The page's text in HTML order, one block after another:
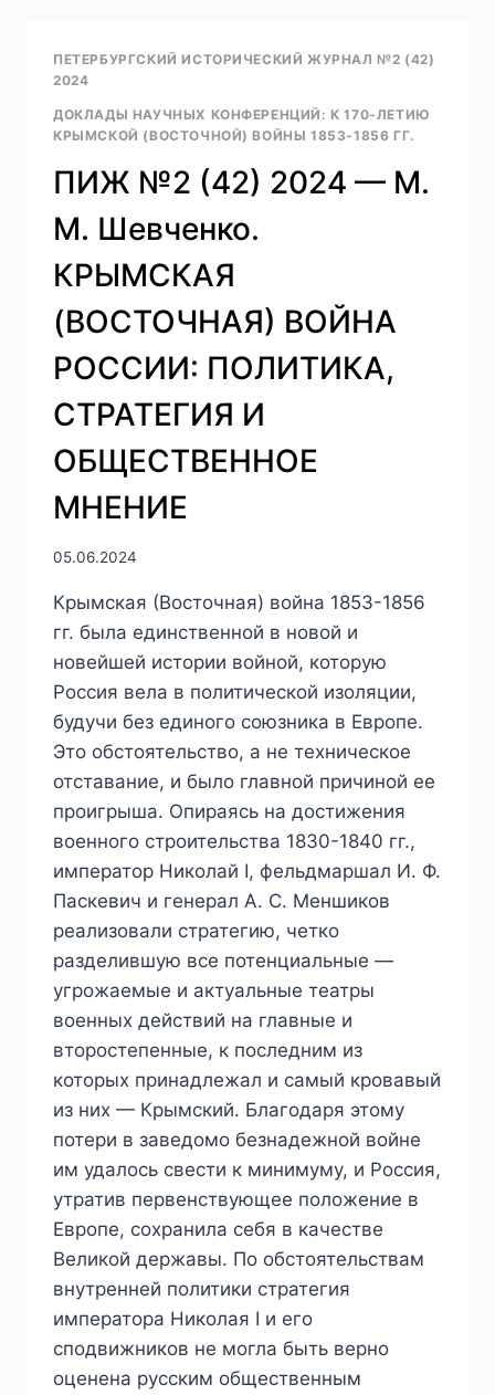
ПЕТЕРБУРГСКИЙ ИСТОРИЧЕСКИЙ ЖУРНАЛ №2 (42)
2024
ДОКЛАДЫ НАУЧНЫХ КОНФЕРЕНЦИЙ: К 170-ЛЕТИЮ
КРЫМСКОЙ (ВОСТОЧНОЙ) ВОЙНЫ 1853-1856 ГГ.
ПИЖ №2 (42) 2024 — М.
М. Шевченко.
КРЫМСКАЯ
(ВОСТОЧНАЯ) ВОЙНА
РОССИИ: ПОЛИТИКА,
СТРАТЕГИЯ И
ОБЩЕСТВЕННОЕ
МНЕНИЕ
05.06.2024
Крымская (Восточная) война 1853-1856
гг. была единственной в новой и
новейшей истории войной, которую
Россия вела в политической изоляции,
будучи без единого союзника в Европе.
Это обстоятельство, а не техническое
отставание, и было главной причиной ее
проигрыша. Опираясь на достижения
военного строительства 1830-1840 гг.,
император Николай I, фельдмаршал И. Ф.
Паскевич и генерал А. С. Меншиков
реализовали стратегию, четко
разделившую все потенциальные —
угрожаемые и актуальные театры
военных действий на главные и
второстепенные, к последним из
которых принадлежал и самый кровавый
из них — Крымский. Благодаря этому
потери в заведомо безнадежной войне
им удалось свести к минимуму, и Россия,
утратив первенствующее положение в
Европе, сохранила себя в качестве
Великой державы. По обстоятельствам
внутренней политики стратегия
императора Николая I и его
сподвижников не могла быть верно
оценена русским общественным